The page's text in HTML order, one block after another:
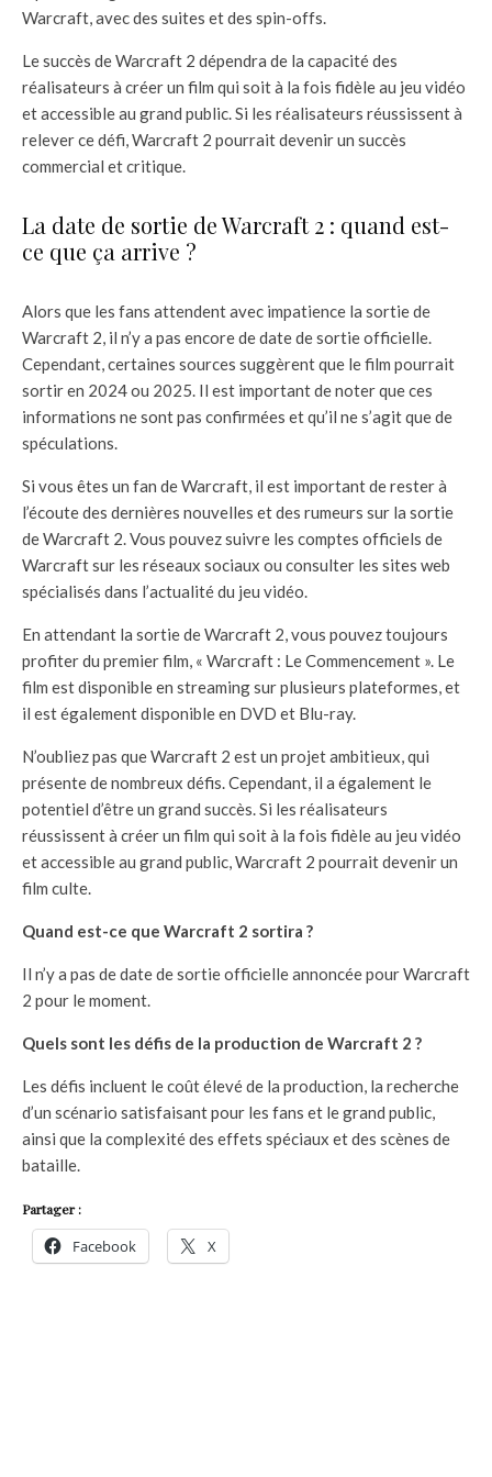
Warcraft, avec des suites et des spin-offs.
Le succès de Warcraft 2 dépendra de la capacité des
réalisateurs à créer un film qui soit à la fois fidèle au jeu vidéo
et accessible au grand public. Si les réalisateurs réussissent à
relever ce défi, Warcraft 2 pourrait devenir un succès
commercial et critique.
La date de sortie de Warcraft 2 : quand est-
ce que ça arrive ?
Alors que les fans attendent avec impatience la sortie de
Warcraft 2, il n’y a pas encore de date de sortie officielle.
Cependant, certaines sources suggèrent que le film pourrait
sortir en 2024 ou 2025. Il est important de noter que ces
informations ne sont pas confirmées et qu’il ne s’agit que de
spéculations.
Si vous êtes un fan de Warcraft, il est important de rester à
l’écoute des dernières nouvelles et des rumeurs sur la sortie
de Warcraft 2. Vous pouvez suivre les comptes officiels de
Warcraft sur les réseaux sociaux ou consulter les sites web
spécialisés dans l’actualité du jeu vidéo.
En attendant la sortie de Warcraft 2, vous pouvez toujours
profiter du premier film, « Warcraft : Le Commencement ». Le
film est disponible en streaming sur plusieurs plateformes, et
il est également disponible en DVD et Blu-ray.
N’oubliez pas que Warcraft 2 est un projet ambitieux, qui
présente de nombreux défis. Cependant, il a également le
potentiel d’être un grand succès. Si les réalisateurs
réussissent à créer un film qui soit à la fois fidèle au jeu vidéo
et accessible au grand public, Warcraft 2 pourrait devenir un
film culte.
Quand est-ce que Warcraft 2 sortira ?
Il n’y a pas de date de sortie officielle annoncée pour Warcraft
2 pour le moment.
Quels sont les défis de la production de Warcraft 2 ?
Les défis incluent le coût élevé de la production, la recherche
d’un scénario satisfaisant pour les fans et le grand public,
ainsi que la complexité des effets spéciaux et des scènes de
bataille.
Partager :
Facebook X